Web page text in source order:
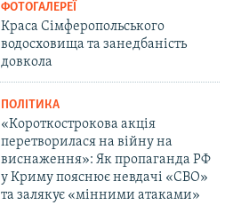
ФОТОГАЛЕРЕЇ
Краса Сімферопольського
водосховища та занедбаність
довкола
ПОЛІТИКА
«Короткострокова акція
перетворилася на війну на
виснаження»: Як пропаганда РФ
у Криму пояснює невдачі «СВО»
та залякує «мінними атаками»